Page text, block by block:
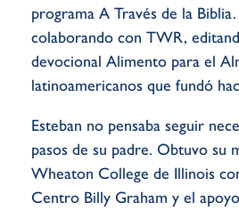
programa A Través de la
colaborando con TWR,
devocional Alimento para el
latinoamericanos que fundó
Esteban no pensaba seguir
pasos de su padre. Obtuvo su
Wheaton College de Illinois
Centro Billy Graham y el